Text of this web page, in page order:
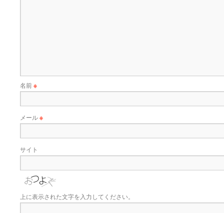
名前※
メール※
サイト
上に表示された文字を入力してください。